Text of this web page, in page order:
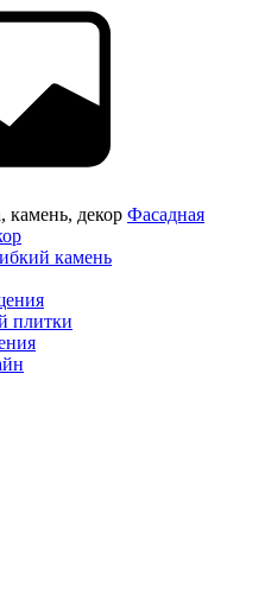
Фасадная
камень
плитки